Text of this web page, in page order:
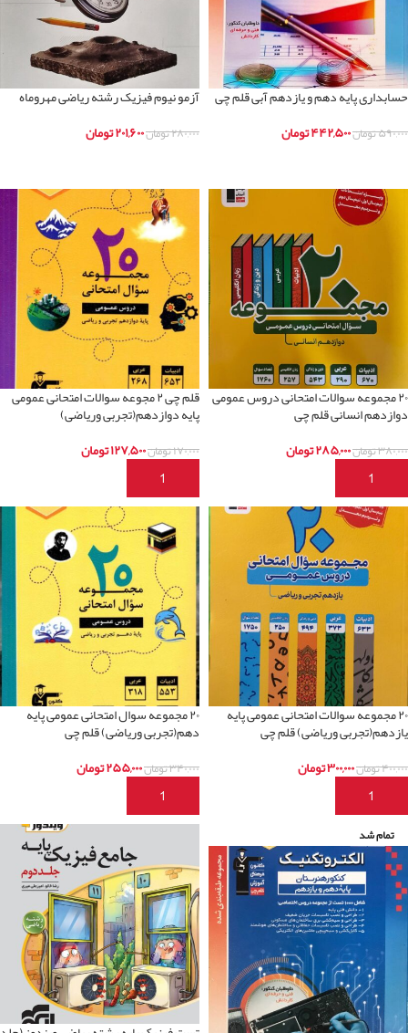
حسابداری پایه دهم و یازدهم آبی قلم چی
۵۹۰,۰۰۰تومان۴۴۲,۵۰۰تومان
آزمو نیوم فیزیک رشته ریاضی مهروماه
۲۸۰,۰۰۰تومان۲۰۱,۶۰۰تومان
۲۰ مجموعه سوالات امتحانی دروس عمومی
دوازدهم انسانی قلم چی
۳۸۰,۰۰۰تومان۲۸۵,۰۰۰تومان
افزودن به سبد خرید
قلم چی ۲ مجوعه سوالات امتحانی عمومی
پایه دوازدهم(تجربی وریاضی)
۱۷۰,۰۰۰تومان۱۲۷,۵۰۰تومان
افزودن به سبد خرید
۲۰ مجموعه سوالات امتحانی عمومی پایه
یازدهم(تجربی وریاضی) قلم چی
۴۰۰,۰۰۰تومان۳۰۰,۰۰۰تومان
افزودن به سبد خرید
۲۰ مجموعه سوال امتحانی عمومی پایه
دهم(تجربی وریاضی) قلم چی
۳۴۰,۰۰۰تومان۲۵۵,۰۰۰تومان
افزودن به سبد خرید
تمام شد